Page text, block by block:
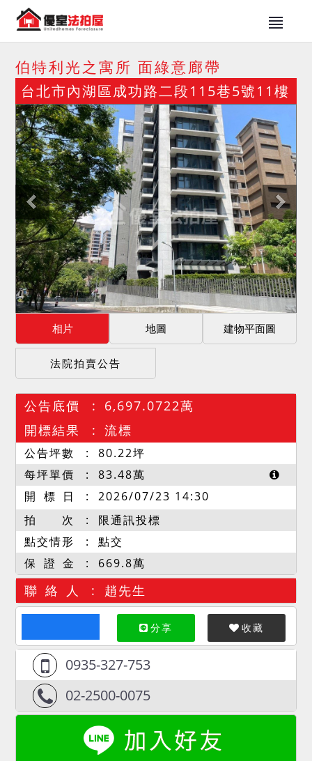
伯特利光之寓所 面綠意廊帶
台北市內湖區成功路二段115巷5號11樓
相片 地圖 建物平面圖
法院拍賣公告
公告底價
6,697.0722萬
開標結果
流標
公告坪數 80.22坪
每坪單價
83.48萬
開 標 日
2026/07/23 14:30
拍 次
限通訊投標
點交情形
點交
保 證 金
669.8萬
聯 絡 人 趙先生
分享 收藏
0935-327-753
02-2500-0075